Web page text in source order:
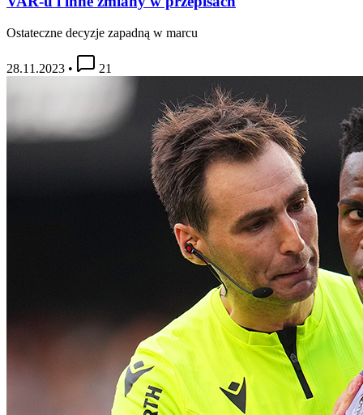
Ostateczne decyzje zapadną w marcu
28.11.2023 • 21